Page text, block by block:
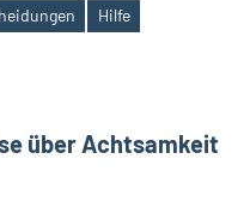
Hilfe
über Achtsamkeit